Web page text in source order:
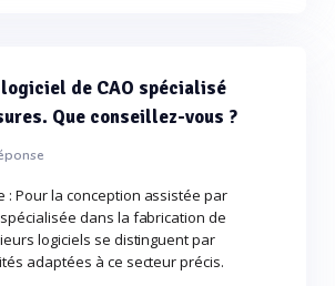
de CAO spécialisé
Que conseillez-vous ?
: Pour la conception assistée par
dans la fabrication de
logiciels se distinguent par
adaptées à ce secteur précis.